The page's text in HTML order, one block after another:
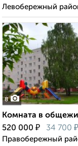
Левобережный
8
Комната в
520 000 ₽ 34 700 ₽
Правобережный